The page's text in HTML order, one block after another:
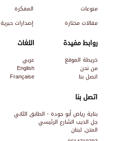
اتصل بنا
بناية رياض أبو جودة - الطابق الثاني
جل الديب الشارع الرئيسي
المتن, لبنان
منوعات
المفكرة
مقالات مختارة
إصدارات حبرية
روابط مفيدة
خريطة الموقع
من نحن
اتصل بنا
اللغات
عربي
English
Française